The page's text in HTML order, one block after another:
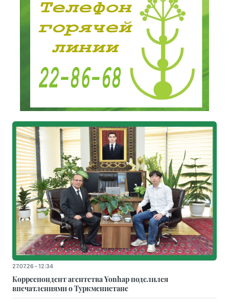
27.07.26 - 12:34
Корреспондент агентства Yonhap поделился
впечатлениями о Туркменистане